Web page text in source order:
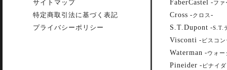
サイトマップ
特定商取引法に基づく表記
プライバシーポリシー
FaberCastel -ファ
Cross -クロス -
S.T.Dupont -S.T.
Visconti - ビスコ
Waterman -ウォー
Pineider - ピナイ